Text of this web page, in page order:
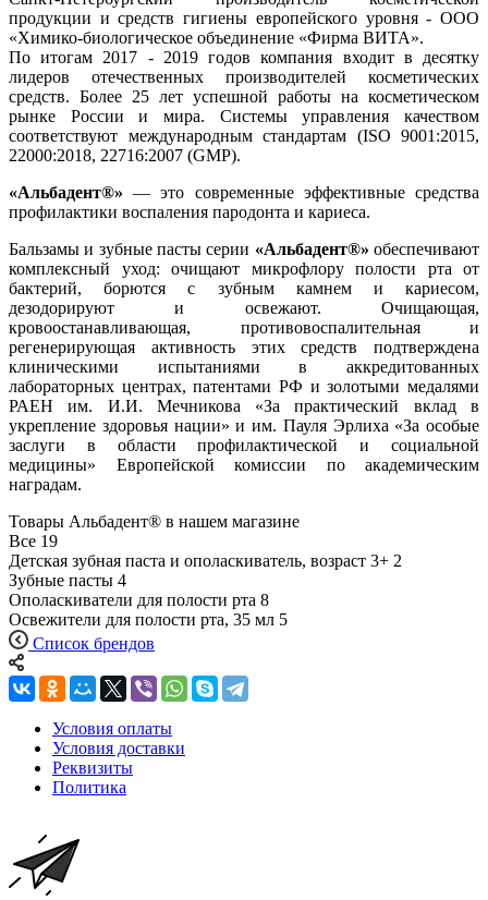
продукции и средств гигиены европейского уровня - ООО
«Химико-биологическое объединение «Фирма ВИТА».
По итогам 2017 - 2019 годов компания входит в десятку
лидеров отечественных производителей косметических
средств. Более 25 лет успешной работы на косметическом
рынке России и мира. Системы управления качеством
соответствуют международным стандартам (ISO 9001:2015,
22000:2018, 22716:2007 (GMP).
«Альбадент®»— это современные эффективные средства
профилактики воспаления пародонта и кариеса.
Бальзамы и зубные пасты серии «Альбадент®» обеспечивают
комплексный уход: очищают микрофлору полости рта от
бактерий, борются с зубным камнем и кариесом,
дезодорируют и освежают. Очищающая,
кровоостанавливающая, противовоспалительная и
регенерирующая активность этих средств подтверждена
клиническими испытаниями в аккредитованных
лабораторных центрах, патентами РФ и золотыми медалями
РАЕН им. И.И. Мечникова «За практический вклад в
укрепление здоровья нации» и им. Пауля Эрлиха «За особые
заслуги в области профилактической и социальной
медицины» Европейской комиссии по академическим
наградам.
Товары Альбадент® в нашем магазине
Все 19
Детская зубная паста и ополаскиватель, возраст 3+ 2
Зубные пасты 4
Ополаскиватели для полости рта 8
Освежители для полости рта, 35 мл 5
Список брендов
Условия оплаты
Условия доставки
Реквизиты
Политика